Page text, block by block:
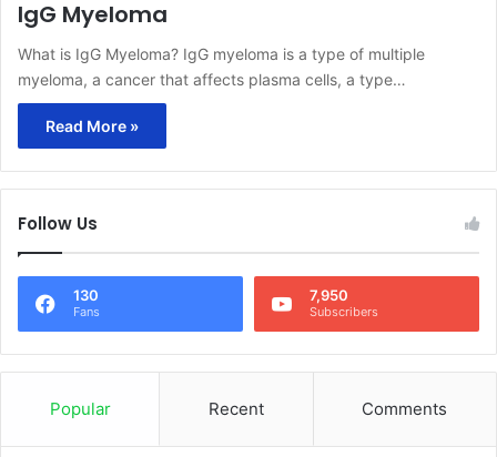
IgG Myeloma
What is IgG Myeloma? IgG myeloma is a type of multiple
myeloma, a cancer that affects plasma cells, a type…
Read More »
Follow Us
130
Fans
7,950
Subscribers
Popular Recent Comments